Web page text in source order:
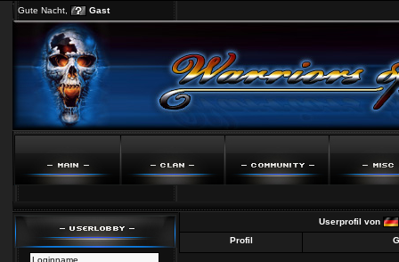
Gute Nacht, Gast
Userprofil von
Profil